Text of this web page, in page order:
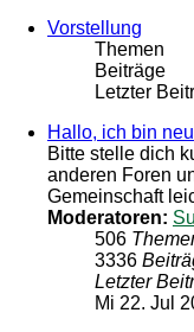
Vorstellung
Themen
Beiträge
Letzter
Hallo, ich bin neu
Bitte stelle dich
anderen Foren
Gemeinschaft
Moderatoren:
506
3336
Letzter
Mi 22. Jul